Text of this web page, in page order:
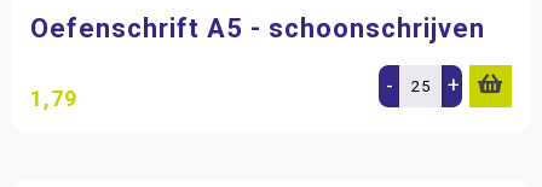
Oefenschrift A5 - schoonschrijven
1,79 - +